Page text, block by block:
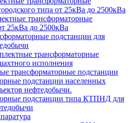
типа от 25кВа до 2500кВа
трансформаторные
25кВа до 2500кВа
подстанции для
трансформаторные
исполнения
трансформаторные подстанции
подстанции населенных
нефтедобычи.
подстанции типа КТПНД для